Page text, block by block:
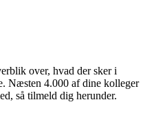
over, hvad der sker i
Næsten 4.000 af dine kolleger
så tilmeld dig herunder.